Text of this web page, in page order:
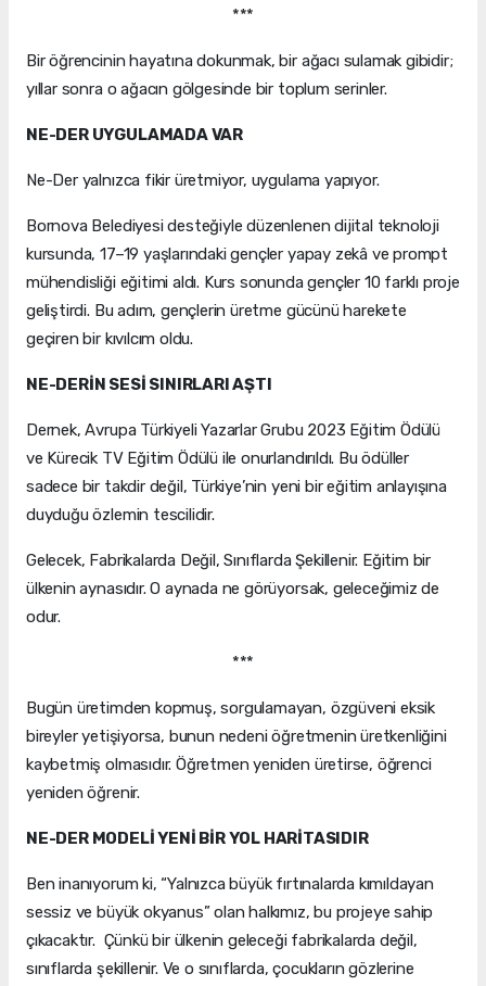
***
Bir öğrencinin hayatına dokunmak, bir ağacı sulamak gibidir;
yıllar sonra o ağacın gölgesinde bir toplum serinler.
NE-DER UYGULAMADA VAR
Ne-Der yalnızca fikir üretmiyor, uygulama yapıyor.
Bornova Belediyesi desteğiyle düzenlenen dijital teknoloji
kursunda, 17–19 yaşlarındaki gençler yapay zekâ ve prompt
mühendisliği eğitimi aldı. Kurs sonunda gençler 10 farklı proje
geliştirdi. Bu adım, gençlerin üretme gücünü harekete
geçiren bir kıvılcım oldu.
NE-DERİN SESİ SINIRLARI AŞTI
Dernek, Avrupa Türkiyeli Yazarlar Grubu 2023 Eğitim Ödülü
ve Kürecik TV Eğitim Ödülü ile onurlandırıldı. Bu ödüller
sadece bir takdir değil, Türkiye’nin yeni bir eğitim anlayışına
duyduğu özlemin tescilidir.
Gelecek, Fabrikalarda Değil, Sınıflarda Şekillenir. Eğitim bir
ülkenin aynasıdır. O aynada ne görüyorsak, geleceğimiz de
odur.
***
Bugün üretimden kopmuş, sorgulamayan, özgüveni eksik
bireyler yetişiyorsa, bunun nedeni öğretmenin üretkenliğini
kaybetmiş olmasıdır. Öğretmen yeniden üretirse, öğrenci
yeniden öğrenir.
NE-DER MODELİ YENİ BİR YOL HARİTASIDIR
Ben inanıyorum ki, “Yalnızca büyük fırtınalarda kımıldayan
sessiz ve büyük okyanus” olan halkımız, bu projeye sahip
çıkacaktır. Çünkü bir ülkenin geleceği fabrikalarda değil,
sınıflarda şekillenir. Ve o sınıflarda, çocukların gözlerine